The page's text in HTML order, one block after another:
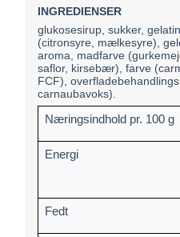
INGREDIENSER
glukosesirup, sukker,
(citronsyre, mælkesyre),
aroma, madfarve
saflor, kirsebær), farve
FCF),
carnaubavoks).
Næringsindhold pr. 100 g
Energi
Fedt